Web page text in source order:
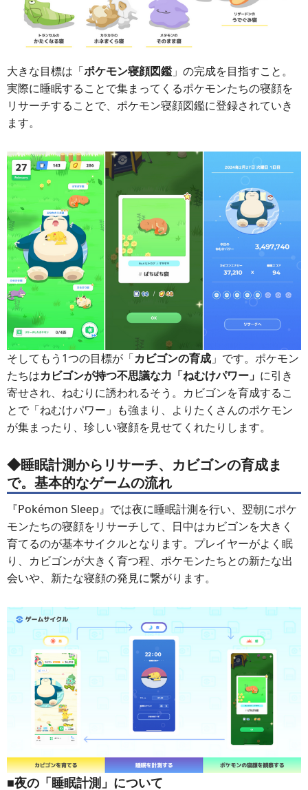
大きな目標は「ポケモン寝顔図鑑 」の完成を目指すこと。
実際に睡眠することで集まってくるポケモンたちの寝顔を
リサーチすることで、ポケモン寝顔図鑑に登録されていき
ます。
そしてもう1つの目標が「カビゴンの育成 」です。ポケモン
たちはカビゴンが持つ不思議な力「ねむけパワー」 に引き
寄せされ、ねむりに誘われるそう。カビゴンを育成するこ
とで「ねむけパワー」も強まり、よりたくさんのポケモン
が集まったり、珍しい寝顔を見せてくれたりします。
◆睡眠計測からリサーチ、カビゴンの育成ま
で。基本的なゲームの流れ
『Pokémon Sleep』では夜に睡眠計測を行い、翌朝にポケ
モンたちの寝顔をリサーチして、日中はカビゴンを大きく
育てるのが基本サイクルとなります。プレイヤーがよく眠
り、カビゴンが大きく育つ程、ポケモンたちとの新たな出
会いや、新たな寝顔の発見に繋がります。
■夜の「睡眠計測」について